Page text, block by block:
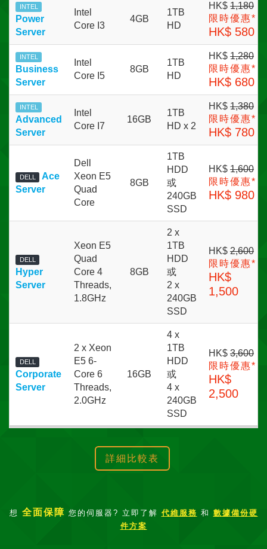
INTEL
Power
Server
Intel
Core I3
4GB
1TB
HD
HK$ 1,180
限時優惠*
HK$ 580
INTEL
Business
Server
Intel
Core I5
8GB
1TB
HD
HK$ 1,280
限時優惠*
HK$ 680
INTEL
Advanced
Server
Intel
Core I7
16GB
1TB
HD x 2
HK$ 1,380
限時優惠*
HK$ 780
DELL
Ace
Server
Dell
Xeon E5
Quad
Core
8GB
1TB
HDD
或
240GB
SSD
HK$ 1,600
限時優惠*
HK$ 980
DELL
Hyper
Server
Xeon E5
Quad
Core 4
Threads,
1.8GHz
8GB
2 x
1TB
HDD
或
2 x
240GB
SSD
HK$ 2,600
限時優惠*
HK$
1,500
DELL
Corporate
Server
2 x Xeon
E5 6-
Core 6
Threads,
2.0GHz
16GB
4 x
1TB
HDD
或
4 x
240GB
SSD
HK$ 3,600
限時優惠*
HK$
2,500
詳細比較表
想 全面保障 您的伺服器? 立即了解 代維服務 和 數據備份硬
件方案